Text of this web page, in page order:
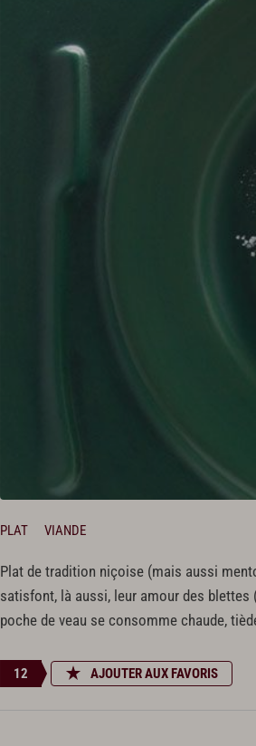
PLAT VIANDE
Plat de tradition niçoise (mais aussi
satisfont, là aussi, leur amour des blettes
poche de veau se consomme chaude,
12 AJOUTER AUX FAVORIS